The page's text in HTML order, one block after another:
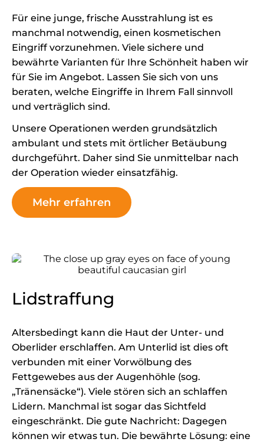
Für eine junge, frische Ausstrahlung ist es
manchmal notwendig, einen kosmetischen
Eingriff vorzunehmen. Viele sichere und
bewährte Varianten für Ihre Schönheit haben wir
für Sie im Angebot. Lassen Sie sich von uns
beraten, welche Eingriffe in Ihrem Fall sinnvoll
und verträglich sind.
Unsere Operationen werden grundsätzlich
ambulant und stets mit örtlicher Betäubung
durchgeführt. Daher sind Sie unmittelbar nach
der Operation wieder einsatzfähig.
Mehr erfahren
Lidstraffung
Altersbedingt kann die Haut der Unter- und
Oberlider erschlaffen. Am Unterlid ist dies oft
verbunden mit einer Vorwölbung des
Fettgewebes aus der Augenhöhle (sog.
„Tränensäcke“). Viele stören sich an schlaffen
Lidern. Manchmal ist sogar das Sichtfeld
eingeschränkt. Die gute Nachricht: Dagegen
können wir etwas tun. Die bewährte Lösung: eine